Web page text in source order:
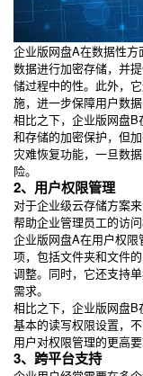
企业版网盘A在数据性
数据进行加密存储，并
储过程中的性。此外，
施，进一步保障用户数据
相比之下，企业版网盘
和存储的加密保护，但
灾难恢复功能，一旦数
险。
2、用户权限管理
对于企业级云存储方案
帮助企业管理员工的访
企业版网盘A在用户权
项，包括文件夹和文件
调整。同时，它还支持
需求。
相比之下，企业版网盘
基本的读写权限设置，
用户对权限管理的更高要
3、跨平台支持